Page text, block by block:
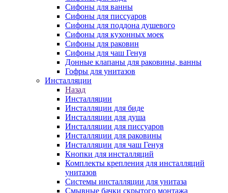
Сифоны для ванны
Сифоны для писсуаров
Сифоны для поддона душевого
Сифоны для кухонных моек
Сифоны для раковин
Сифоны для чаш Генуя
Донные клапаны для раковины, ванны
Гофры для унитазов
Инсталляции
Назад
Инсталляции
Инсталляции для биде
Инсталляции для душа
Инсталляции для писсуаров
Инсталляции для раковины
Инсталляции для чаш Генуя
Кнопки для инсталляций
Комплекты крепления для инсталляций
унитазов
Системы инсталляции для унитаза
Смывные бачки скрытого монтажа